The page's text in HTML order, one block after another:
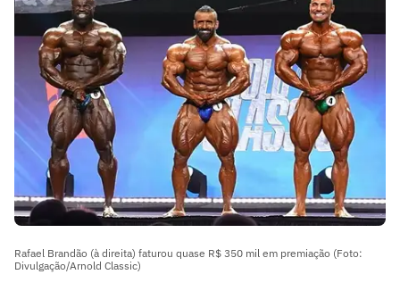
Rafael Brandão (à direita) faturou quase R$ 350 mil em premiação (Foto:
Divulgação/Arnold Classic)